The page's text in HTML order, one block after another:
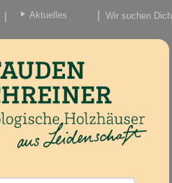
Aktuelles
Nachrichten/Einzug
Wir suchen